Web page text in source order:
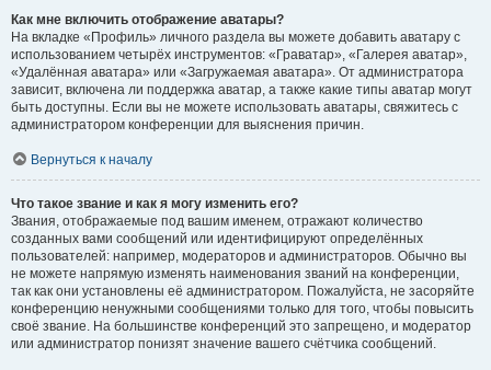
Как мне включить отображение аватары?
На вкладке «Профиль» личного раздела вы можете добавить аватару с
использованием четырёх инструментов: «Граватар», «Галерея аватар»,
«Удалённая аватара» или «Загружаемая аватара». От администратора
зависит, включена ли поддержка аватар, а также какие типы аватар могут
быть доступны. Если вы не можете использовать аватары, свяжитесь с
администратором конференции для выяснения причин.
Вернуться к началу
Что такое звание и как я могу изменить его?
Звания, отображаемые под вашим именем, отражают количество
созданных вами сообщений или идентифицируют определённых
пользователей: например, модераторов и администраторов. Обычно вы
не можете напрямую изменять наименования званий на конференции,
так как они установлены её администратором. Пожалуйста, не засоряйте
конференцию ненужными сообщениями только для того, чтобы повысить
своё звание. На большинстве конференций это запрещено, и модератор
или администратор понизят значение вашего счётчика сообщений.